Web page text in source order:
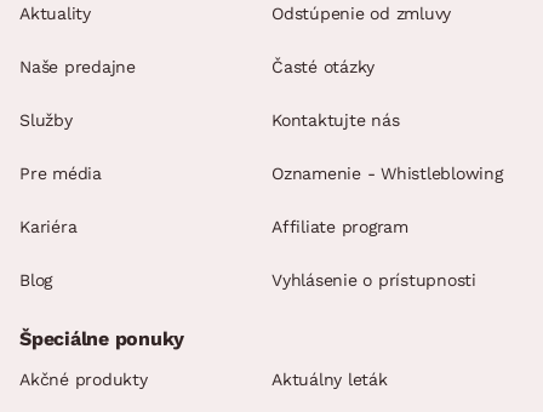
Aktuality
Naše predajne
Služby
Pre média
Kariéra
Blog
Odstúpenie od zmluvy
Časté otázky
Kontaktujte nás
Oznamenie - Whistleblowing
Affiliate program
Vyhlásenie o prístupnosti
Špeciálne ponuky
Akčné produkty Aktuálny leták